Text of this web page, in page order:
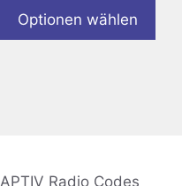
Optionen wählen
APTIV Radio Codes